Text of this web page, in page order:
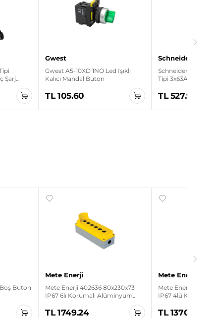
Şarj
Gwest
Gwest A5-10XD 1NO Led Işıklı
Kalıcı Mandal Buton
TL 105.60
Schneider Electric
Schneider A9K24363
Tipi 3x63A Otomatik
TL 527.95
Buton
Mete Enerji
Mete Enerji 402636 80x230x73
IP67 6lı Korumalı Alüminyum
TL 1749.24
Mete Enerji
Mete Enerji 402626
IP67 4lü Korumalı
TL 1370.34